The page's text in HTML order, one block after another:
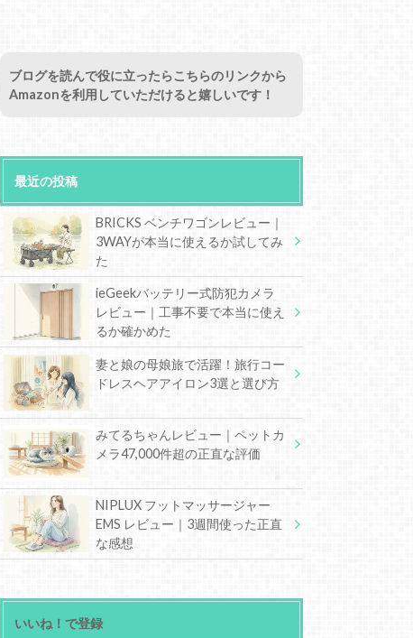
ブログを読んで役に立ったらこちらのリンクから
Amazonを利用していただけると嬉しいです！
最近の投稿
BRICKS ベンチワゴンレビュー｜
3WAYが本当に使えるか試してみ
た
ieGeekバッテリー式防犯カメラ
レビュー｜工事不要で本当に使え
るか確かめた
妻と娘の母娘旅で活躍！旅行コー
ドレスヘアアイロン3選と選び方
みてるちゃんレビュー｜ペットカ
メラ47,000件超の正直な評価
NIPLUX フットマッサージャー
EMS レビュー｜3週間使った正直
な感想
いいね！で登録